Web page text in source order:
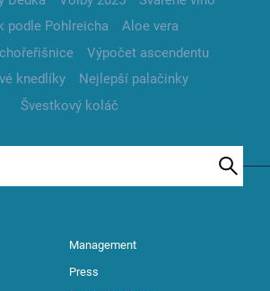
podle Pohlreicha
Aloe vera
Výpočet ascendentu
knedlíky
Nejlepší palačinky
Švestkový koláč
Management
Press